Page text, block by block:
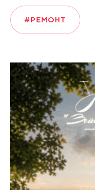
#РЕМОНТ